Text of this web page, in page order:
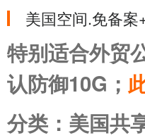
美国空间.免备案
特别适合外贸
认防御10G；
分类：美国共